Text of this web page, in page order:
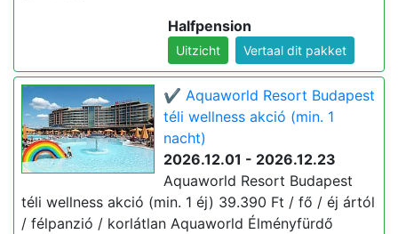
Halfpension
Uitzicht Vertaal dit pakket
✔️ Aquaworld Resort Budapest
téli wellness akció (min. 1
nacht)
2026.12.01 - 2026.12.23
Aquaworld Resort Budapest
téli wellness akció (min. 1 éj) 39.390 Ft / fő / éj ártól
/ félpanzió / korlátlan Aquaworld Élményfürdő